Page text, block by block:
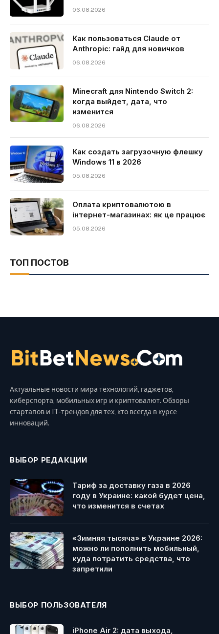
06.08.2026
Как пользоваться Claude от
Anthropic: гайд для новичков
06.08.2026
Minecraft для Nintendo Switch 2:
когда выйдет, дата, что
изменится
06.08.2026
Как создать загрузочную флешку
Windows 11 в 2026
05.08.2026
Оплата криптовалютою в
інтернет-магазинах: як це працює
05.08.2026
ТОП ПОСТОВ
Актуальные новости мира технологий, гаджетов,
киберспорта, мобильных игр и криптовалют. Обзоры
стартапов и IT-трендов для тех, кто всегда в курсе
инноваций.
ВЫБОР РЕДАКЦИИ
Тариф за доставку газа в 2026
году в Украине: какой будет цена,
что изменится в счетах
«Зимняя тысяча» в Украине 2026:
можно ли пополнить мобильный,
куда потратить средства, что
запретили
ВЫБОР ПОЛЬЗОВАТЕЛЯ
iPhone Air 2: дата выхода,